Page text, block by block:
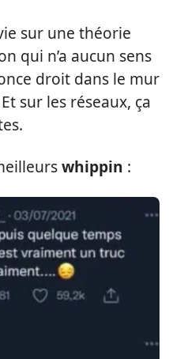
sur une théorie
qui n’a aucun sens
droit dans le mur
Et sur les réseaux, ça
whippin :